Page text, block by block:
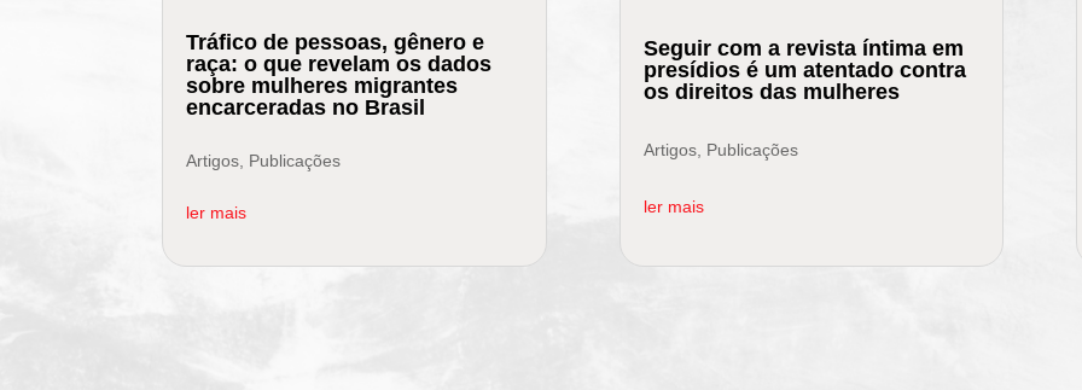
Tráfico de pessoas, gênero e
raça: o que revelam os dados
sobre mulheres migrantes
encarceradas no Brasil
Artigos Publicações
ler mais
Seguir com a revista íntima em
presídios é um atentado contra
os direitos das mulheres
Artigos, Publicações
ler mais